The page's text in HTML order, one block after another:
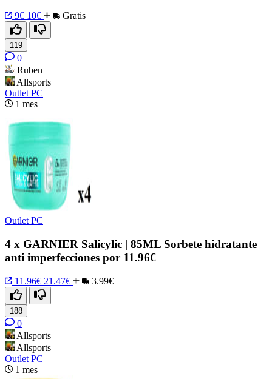
9€ 10€ Gratis
119
0
Ruben
Allsports
Outlet PC
1 mes
Outlet PC
4 x GARNIER Salicylic | 85ML Sorbete hidratante
anti imperfecciones por 11.96€
11.96€ 21.47€ 3.99€
188
0
Allsports
Allsports
Outlet PC
1 mes